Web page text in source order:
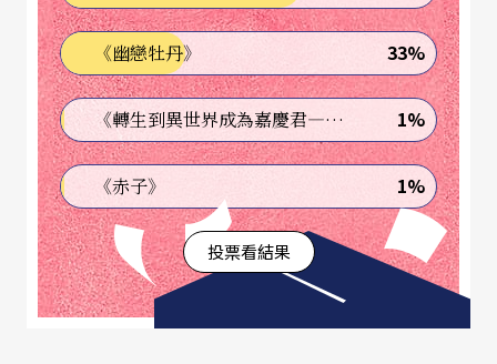
《幽戀牡丹》 33%
《轉生到異世界成為嘉慶君—發現我的祖先是詐騙集團!?》 1%
《赤子》 1%
投票看結果